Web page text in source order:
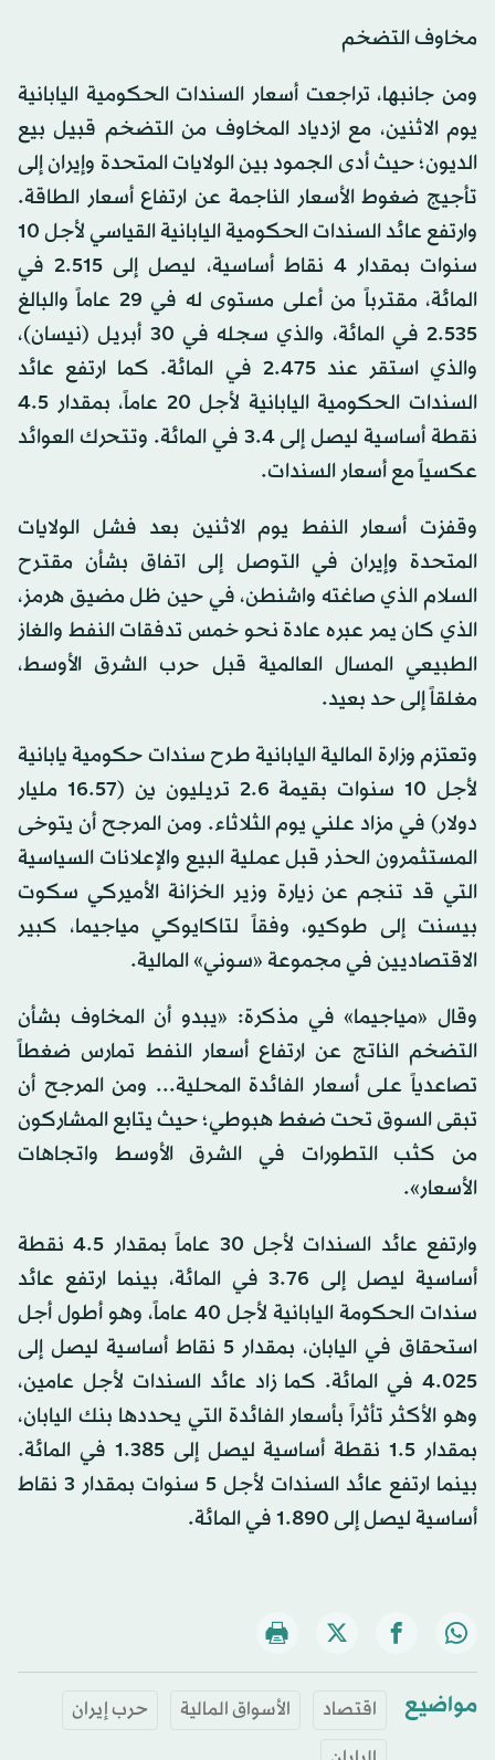
مخاوف التضخم
ومن جانبها، تراجعت أسعار السندات الحكومية اليابانية
يوم الاثنين، مع ازدياد المخاوف من التضخم قبيل بيع
الديون؛ حيث أدى الجمود بين الولايات المتحدة وإيران إلى
تأجيج ضغوط الأسعار الناجمة عن ارتفاع أسعار الطاقة.
وارتفع عائد السندات الحكومية اليابانية القياسي لأجل 10
سنوات بمقدار 4 نقاط أساسية، ليصل إلى 2.515 في
المائة، مقترباً من أعلى مستوى له في 29 عاماً والبالغ
2.535 في المائة، والذي سجله في 30 أبريل (نيسان)،
والذي استقر عند 2.475 في المائة. كما ارتفع عائد
السندات الحكومية اليابانية لأجل 20 عاماً، بمقدار 4.5
نقطة أساسية ليصل إلى 3.4 في المائة. وتتحرك العوائد
عكسياً مع أسعار السندات.
وقفزت أسعار النفط يوم الاثنين بعد فشل الولايات
المتحدة وإيران في التوصل إلى اتفاق بشأن مقترح
السلام الذي صاغته واشنطن، في حين ظل مضيق هرمز،
الذي كان يمر عبره عادة نحو خمس تدفقات النفط والغاز
الطبيعي المسال العالمية قبل حرب الشرق الأوسط،
مغلقاً إلى حد بعيد.
وتعتزم وزارة المالية اليابانية طرح سندات حكومية يابانية
لأجل 10 سنوات بقيمة 2.6 تريليون ين (16.57 مليار
دولار) في مزاد علني يوم الثلاثاء. ومن المرجح أن يتوخى
المستثمرون الحذر قبل عملية البيع والإعلانات السياسية
التي قد تنجم عن زيارة وزير الخزانة الأميركي سكوت
بيسنت إلى طوكيو، وفقاً لتاكايوكي مياجيما، كبير
الاقتصاديين في مجموعة «سوني» المالية.
وقال «مياجيما» في مذكرة: «يبدو أن المخاوف بشأن
التضخم الناتج عن ارتفاع أسعار النفط تمارس ضغطاً
تصاعدياً على أسعار الفائدة المحلية... ومن المرجح أن
تبقى السوق تحت ضغط هبوطي؛ حيث يتابع المشاركون
من كثب التطورات في الشرق الأوسط واتجاهات
الأسعار».
وارتفع عائد السندات لأجل 30 عاماً بمقدار 4.5 نقطة
أساسية ليصل إلى 3.76 في المائة، بينما ارتفع عائد
سندات الحكومة اليابانية لأجل 40 عاماً، وهو أطول أجل
استحقاق في اليابان، بمقدار 5 نقاط أساسية ليصل إلى
4.025 في المائة. كما زاد عائد السندات لأجل عامين،
وهو الأكثر تأثراً بأسعار الفائدة التي يحددها بنك اليابان،
بمقدار 1.5 نقطة أساسية ليصل إلى 1.385 في المائة.
بينما ارتفع عائد السندات لأجل 5 سنوات بمقدار 3 نقاط
أساسية ليصل إلى 1.890 في المائة.
مواضيع اقتصاد الأسواق المالية
حرب إيران